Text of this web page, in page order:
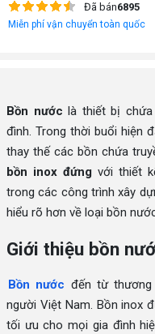
Đã bán6895
Miễn phí vận chuyển toàn quốc
Bồn nước là thiết bị
đình. Trong thời buổi hiện
thay thế các bồn chứa
bồn inox đứngvới thiết
trong các công trình xây
hiểu rõ hơn về loại bồn
Giới thiệu bồn
Bồn nước đến từ thương
người Việt Nam. Bồn inox
tối ưu cho mọi gia đình